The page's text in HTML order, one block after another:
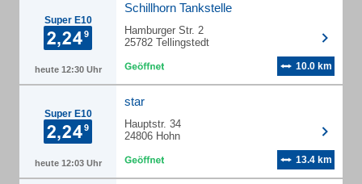
Super E10
heute 12:30 Uhr
Schillhorn Tankstelle
Hamburger Str. 2
25782 Tellingstedt
10.0 km
Super E10
heute 12:03 Uhr
star
Hauptstr. 34
24806 Hohn
13.4 km